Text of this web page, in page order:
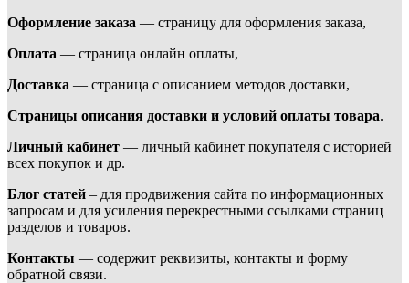
Оформление заказа — страницу для оформления заказа,
Оплата — страница онлайн оплаты,
Доставка — страница с описанием методов доставки,
Страницы описания доставки и условий оплаты товара.
Личный кабинет — личный кабинет покупателя с историей
всех покупок и др.
Блог статей – для продвижения сайта по информационных
запросам и для усиления перекрестными ссылками страниц
разделов и товаров.
Контакты — содержит реквизиты, контакты и форму
обратной связи.